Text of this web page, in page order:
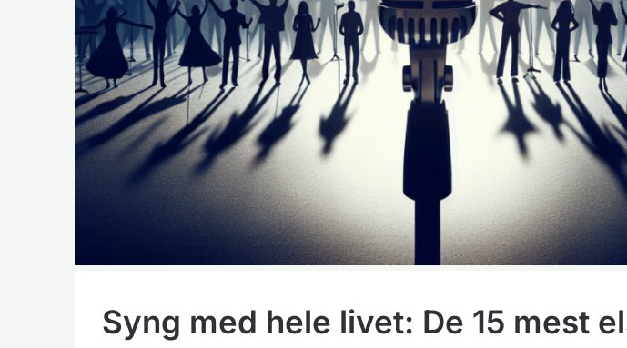
Syng med hele livet: De 15 mest